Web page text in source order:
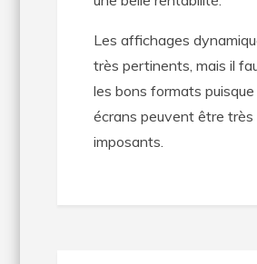
Les affichages
très pertinents, mais il
les bons formats puisque
écrans peuvent être très
imposants.